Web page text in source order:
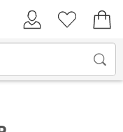
Kundenkonto
Merkliste